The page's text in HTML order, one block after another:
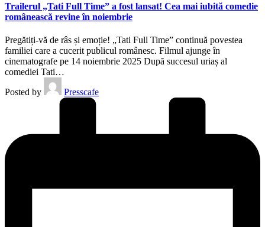
Trailerul „Tati Full Time” a fost lansat! Cea mai iubită comedie
românească revine în noiembrie
Pregătiți-vă de râs și emoție! „Tati Full Time” continuă povestea
familiei care a cucerit publicul românesc. Filmul ajunge în
cinematografe pe 14 noiembrie 2025 După succesul uriaș al
comediei Tati…
Posted by
Presscafe